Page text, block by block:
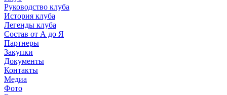
Руководство клуба
История клуба
Легенды клуба
Состав от А до Я
Партнеры
Закупки
Документы
Контакты
Медиа
Фото